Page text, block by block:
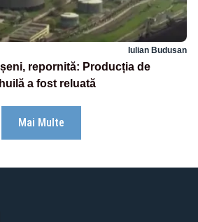
Iulian Budusan
repornită: Producția de
a fost reluată
Mai Multe